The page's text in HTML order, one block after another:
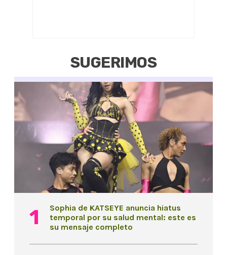
SUGERIMOS
Sophia de KATSEYE anuncia hiatus
temporal por su salud mental: este es
su mensaje completo